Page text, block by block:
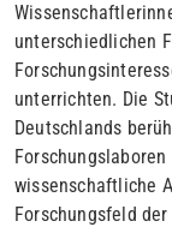
unterschiedlichen
unterrichten. Die
Deutschlands
wissenschaftliche
Forschungsfeld